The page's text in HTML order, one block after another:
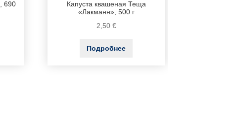
690
Капуста квашеная Теща
«Лакманн», 500 г
2,50 €
Подробнее